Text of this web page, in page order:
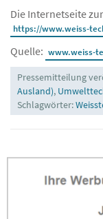
Die Internetseite
https://www.weiss-
Quelle: www.weiss-
Pressemitteilung
Ausland),
Schlagwörter: